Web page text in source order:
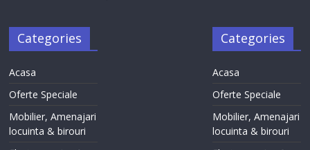
Categories
Acasa
Oferte Speciale
Mobilier, Amenajari
locuinta & birouri
Categories
Acasa
Oferte Speciale
Mobilier, Amenajari
locuinta & birouri